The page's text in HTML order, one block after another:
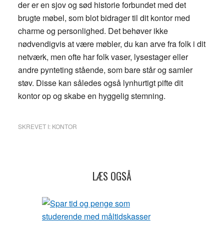
der er en sjov og sød historie forbundet med det
brugte møbel, som blot bidrager til dit kontor med
charme og personlighed. Det behøver ikke
nødvendigvis at være møbler, du kan arve fra folk i dit
netværk, men ofte har folk vaser, lysestager eller
andre pynteting stående, som bare står og samler
støv. Disse kan således også lynhurtigt pifte dit
kontor op og skabe en hyggelig stemning.
SKREVET I: KONTOR
LÆS OGSÅ